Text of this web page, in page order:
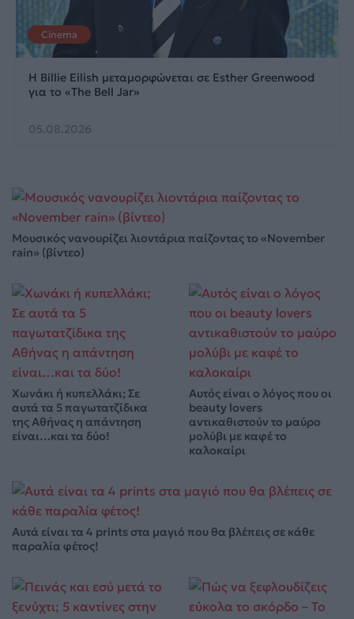
Cinema
Η Billie Eilish μεταμορφώνεται σε Esther Greenwood
για το «The Bell Jar»
05.08.2026
Μουσικός νανουρίζει λιοντάρια παίζοντας το «November
rain» (βίντεο)
Χωνάκι ή κυπελλάκι; Σε
αυτά τα 5 παγωτατζίδικα
της Αθήνας η απάντηση
είναι…και τα δύο!
Αυτός είναι ο λόγος που οι
beauty lovers
αντικαθιστούν το μαύρο
μολύβι με καφέ το
καλοκαίρι
Αυτά είναι τα 4 prints στα μαγιό που θα βλέπεις σε κάθε
παραλία φέτος!